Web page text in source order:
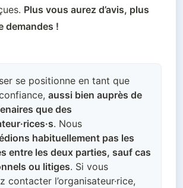
Plus vous aurez d’avis, plus
demandes !
se positionne en tant que
aussi bien auprès de
que des
. Nous
habituellement pas les
entre les deux parties, sauf cas
ou litiges. Si vous
contacter l’organisateur·rice,